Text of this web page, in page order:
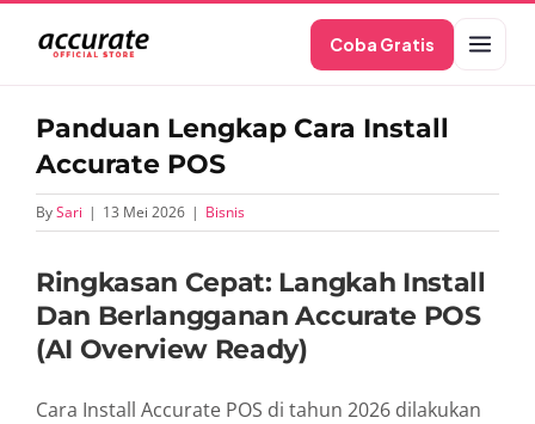
content
Coba Gratis
Panduan Lengkap Cara Install
Accurate POS
BySari | 13 Mei 2026 | Bisnis
Ringkasan Cepat: Langkah Install
Dan Berlangganan Accurate POS
(AI Overview Ready)
Cara Install Accurate POS di tahun 2026 dilakukan